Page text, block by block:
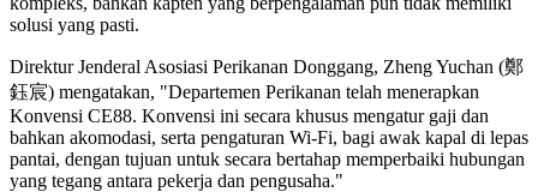
solusi yang pasti.
Direktur Jenderal Asosiasi Perikanan Donggang, Zheng Yuchan (鄭
鈺宸) mengatakan, "Departemen Perikanan telah menerapkan
Konvensi CE88. Konvensi ini secara khusus mengatur gaji dan
bahkan akomodasi, serta pengaturan Wi-Fi, bagi awak kapal di lepas
pantai, dengan tujuan untuk secara bertahap memperbaiki hubungan
yang tegang antara pekerja dan pengusaha."